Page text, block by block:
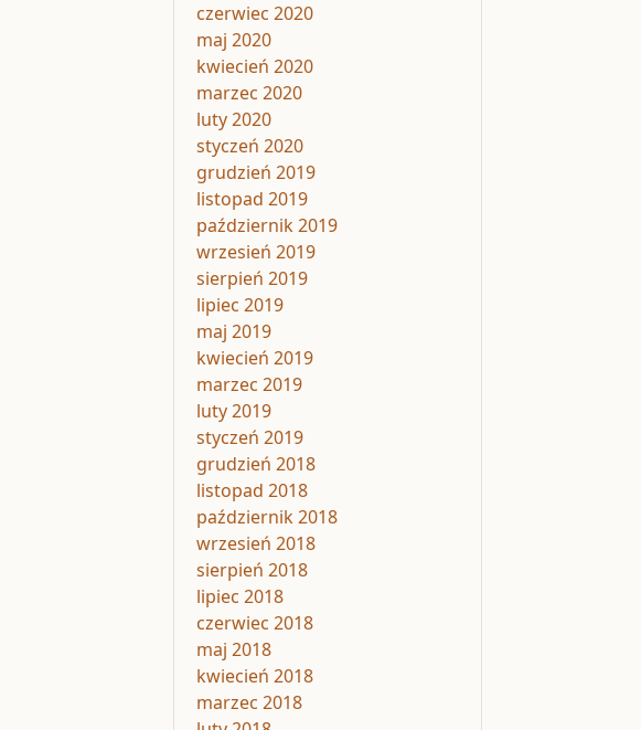
czerwiec 2020
maj 2020
kwiecień 2020
marzec 2020
luty 2020
styczeń 2020
grudzień 2019
listopad 2019
październik 2019
wrzesień 2019
sierpień 2019
lipiec 2019
maj 2019
kwiecień 2019
marzec 2019
luty 2019
styczeń 2019
grudzień 2018
listopad 2018
październik 2018
wrzesień 2018
sierpień 2018
lipiec 2018
czerwiec 2018
maj 2018
kwiecień 2018
marzec 2018